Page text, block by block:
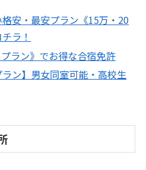
安・最安プラン《15万・20
ラ！
ラン》でお得な合宿免許
ラン】男女同室可能・高校生